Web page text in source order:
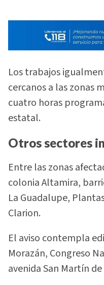
Los trabajos
cercanos a las zonas
cuatro horas
estatal.
Otros sectores
Entre las zonas
colonia Altamira,
La Guadalupe,
Clarion.
El aviso contempla
Morazán, Congreso
avenida San Martín